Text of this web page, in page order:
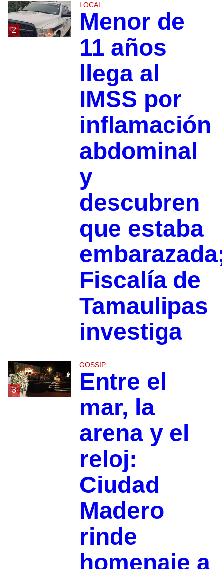
2
LOCAL
Menor de
11 años
llega al
IMSS por
inflamación
abdominal
y
descubren
que estaba
Fiscalía de
Tamaulipas
investiga
3
GOSSIP
Entre el
mar, la
arena y el
reloj:
Ciudad
Madero
rinde
homenaje a